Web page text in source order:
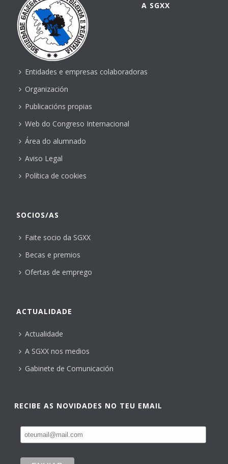
A SGXX
Entidades e empresas colaboradoras
Organización
Publicacións propias
Web do Congreso Internacional
Área do alumnado
Aviso Legal
Política de cookies
SOCIOS/AS
Faite socio da SGXX
Becas e premios
Ofertas de emprego
ACTUALIDADE
Actualidade
A SGXX nos medios
Gabinete de Comunicación
RECIBE AS NOVIDADES NO TEU EMAIL